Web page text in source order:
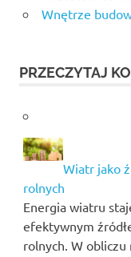
Wnętrze
PRZECZYTAJ
Wiatr jako
rolnych
Energia wiatru
efektywnym
rolnych. W